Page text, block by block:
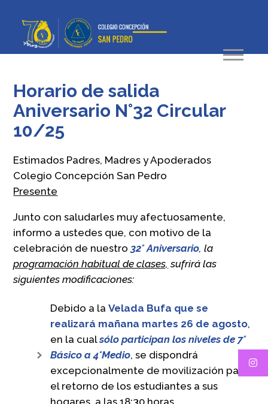
Horario de salida
Aniversario N°32 Circular
10/25
Estimados Padres, Madres y Apoderados
Colegio Concepción San Pedro
Presente
Junto con saludarles muy afectuosamente,
informo a ustedes que, con motivo de la
celebración de nuestro 32° Aniversario, la
programación habitual de clases, sufrirá las
siguientes modificaciones:
Debido a laVelada Bufa que se
realizará mañana martes 26 de agosto,
en la cualsólo participan los niveles de 7°
Básico a 4°Medio, se dispondrá
excepcionalmente de movilización para
el retorno de los estudiantes a sus
hogares, a las 18:30 horas.